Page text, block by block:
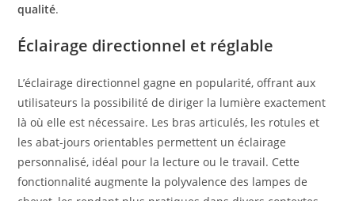
qualité.
Éclairage directionnel et réglable
L’éclairage directionnel gagne en popularité, offrant aux
utilisateurs la possibilité de diriger la lumière exactement
là où elle est nécessaire. Les bras articulés, les rotules et
les abat-jours orientables permettent un éclairage
personnalisé, idéal pour la lecture ou le travail. Cette
fonctionnalité augmente la polyvalence des lampes de